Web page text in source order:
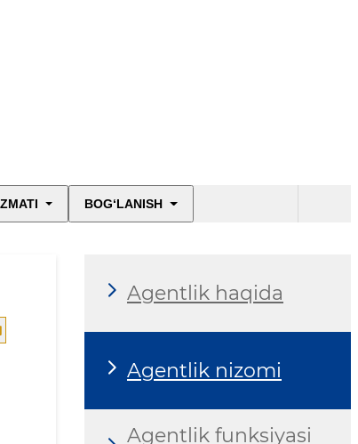
BOG‘LANISH
Agentlik haqida
Agentlik nizomi
Agentlik funksiyasi